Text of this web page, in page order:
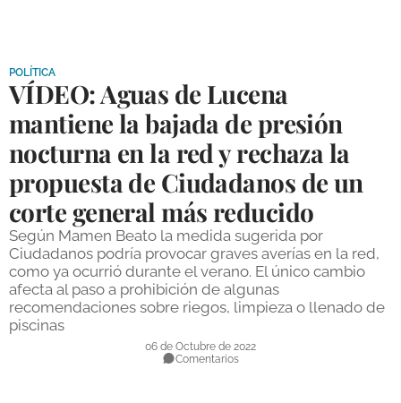
DEPORTES
COMPETICIONES
DEPORTE BASE
OPINIÓN
VENTANA CIUDADANA
CÓRDOBA
PROVINCIA
POLÍTICA
VÍDEO: Aguas de Lucena
mantiene la bajada de presión
nocturna en la red y rechaza la
propuesta de Ciudadanos de un
corte general más reducido
Según Mamen Beato la medida sugerida por
Ciudadanos podría provocar graves averías en la red,
como ya ocurrió durante el verano. El único cambio
afecta al paso a prohibición de algunas
recomendaciones sobre riegos, limpieza o llenado de
piscinas
06 de Octubre de 2022
Comentarios